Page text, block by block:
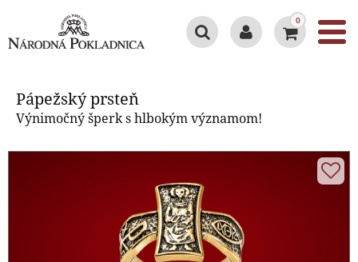
0
Pápežský prsteň
Výnimočný šperk s hlbokým významom!
Pápežský prsteň